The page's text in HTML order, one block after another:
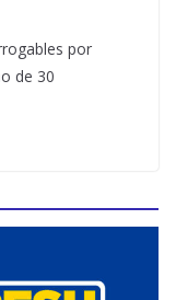
por
de 30